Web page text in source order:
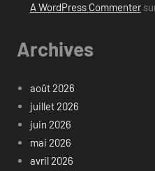
A WordPress Commenter
Archives
août 2026
juillet 2026
juin 2026
mai 2026
avril 2026